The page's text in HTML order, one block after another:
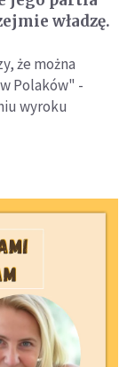
władzę.
że można
Polaków" -
wyroku